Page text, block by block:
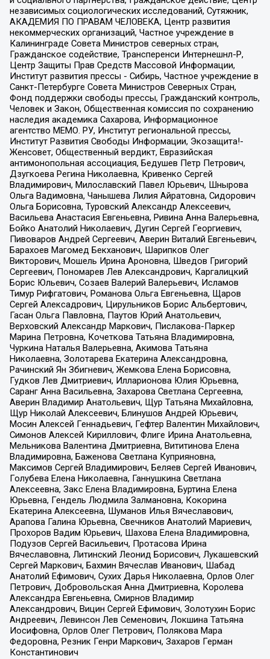
независимых социологических исследований, Сутяжник,
АКАДЕМИЯ ПО ПРАВАМ ЧЕЛОВЕКА, Центр развития
некоммерческих организаций, Частное учреждение в
Калининграде Совета Министров северных стран,
Гражданское содействие, Трансперенси Интернешнл-Р,
Центр Защиты Прав Средств Массовой Информации,
Институт развития прессы - Сибирь, Частное учреждение в
Санкт-Петербурге Совета Министров Северных Стран,
Фонд поддержки свободы прессы, Гражданский контроль,
Человек и Закон, Общественная комиссия по сохранению
наследия академика Сахарова, Информационное
агентство МЕМО. РУ, Институт региональной прессы,
Институт Развития Свободы Информации, Экозащита!-
Женсовет, Общественный вердикт, Евразийская
антимонопольная ассоциация, Бедушев Петр Петрович,
Дзугкоева Регина Николаевна, Кривенко Сергей
Владимирович, Милославский Павел Юрьевич, Шнырова
Ольга Вадимовна, Чанышева Лилия Айратовна, Сидорович
Ольга Борисовна, Туровский Александр Алексеевич,
Васильева Анастасия Евгеньевна, Ривина Анна Валерьевна,
Бойко Анатолий Николаевич, Дугин Сергей Георгиевич,
Пивоваров Андрей Сергеевич, Аверин Виталий Евгеньевич,
Барахоев Магомед Бекханович, Шарипков Олег
Викторович, Мошель Ирина Ароновна, Шведов Григорий
Сергеевич, Пономарев Лев Александрович, Каргалицкий
Борис Юльевич, Созаев Валерий Валерьевич, Исламов
Тимур Рифгатович, Романова Ольга Евгеньевна, Щаров
Сергей Алексадрович, Цирульников Борис Альбертович,
Гасан Ольга Павловна, Паутов Юрий Анатольевич,
Верховский Александр Маркович, Пислакова-Паркер
Марина Петровна, Кочеткова Татьяна Владимировна,
Чуркина Наталья Валерьевна, Акимова Татьяна
Николаевна, Золотарева Екатерина Александровна,
Рачинский Ян Збигневич, Жемкова Елена Борисовна,
Гудков Лев Дмитриевич, Илларионова Юлия Юрьевна,
Саранг Анна Васильевна, Захарова Светлана Сергеевна,
Аверин Владимир Анатольевич, Щур Татьяна Михайловна,
Щур Николай Алексеевич, Блинушов Андрей Юрьевич,
Мосин Алексей Геннадьевич, Гефтер Валентин Михайлович,
Симонов Алексей Кириллович, Флиге Ирина Анатольевна,
Мельникова Валентина Дмитриевна, Вититинова Елена
Владимировна, Баженова Светлана Куприяновна,
Максимов Сергей Владимирович, Беляев Сергей Иванович,
Голубева Елена Николаевна, Ганнушкина Светлана
Алексеевна, Закс Елена Владимировна, Буртина Елена
Юрьевна, Гендель Людмила Залмановна, Кокорина
Екатерина Алексеевна, Шуманов Илья Вячеславович,
Арапова Галина Юрьевна, Свечников Анатолий Мариевич,
Прохоров Вадим Юрьевич, Шахова Елена Владимировна,
Подузов Сергей Васильевич, Протасова Ирина
Вячеславовна, Литинский Леонид Борисович, Лукашевский
Сергей Маркович, Бахмин Вячеслав Иванович, Шабад
Анатолий Ефимович, Сухих Дарья Николаевна, Орлов Олег
Петрович, Добровольская Анна Дмитриевна, Королева
Александра Евгеньевна, Смирнов Владимир
Александрович, Вицин Сергей Ефимович, Золотухин Борис
Андреевич, Левинсон Лев Семенович, Локшина Татьяна
Иосифовна, Орлов Олег Петрович, Полякова Мара
Федоровна, Резник Генри Маркович, Захаров Герман
Константинович